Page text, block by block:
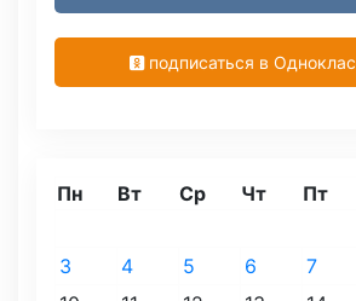
подписаться в
Пн Вт Ср Чт Пт
3
4 5 6 7